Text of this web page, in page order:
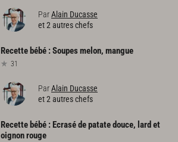
ParAlain Ducasse
et 2 autres chefs
Recette bébé :Soupesmelon, mangue
31
ParAlain Ducasse
et 2 autres chefs
Recette bébé : Ecrasédepatatedouce, lard et
oignonrouge